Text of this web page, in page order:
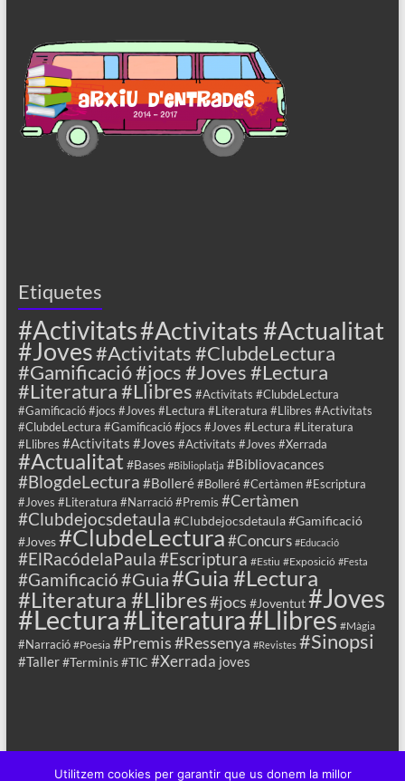
Etiquetes
#Activitats#Activitats #Actualitat
#Joves#Activitats #ClubdeLectura
#Gamificació #jocs #Joves #Lectura
#Literatura #Llibres #Activitats #ClubdeLectura
#Gamificació #jocs #Joves #Lectura #Literatura #Llibres #Activitats
#ClubdeLectura #Gamificació #jocs #Joves #Lectura #Literatura
#Llibres #Activitats #Joves #Activitats #Joves #Xerrada
#Actualitat #Bases #Biblioplatja #Bibliovacances
#BlogdeLectura #Bolleré #Bolleré #Certàmen #Escriptura
#Joves #Literatura #Narració #Premis #Certàmen
#Clubdejocsdetaula #Clubdejocsdetaula #Gamificació
#Joves#ClubdeLectura#Concurs #Educació
#ElRacódelaPaula#Escriptura #Estiu #Exposició #Festa
#Gamificació#Guia#Guia #Lectura
#Literatura #Llibres#jocs #Joventut#Joves
#Lectura#Literatura#Llibres #Màgia
#Narració #Poesia #Premis#Ressenya #Revistes #Sinopsi
#Taller#Terminis#TIC #Xerrada joves
Utilitzem cookies per garantir que us donem la millor